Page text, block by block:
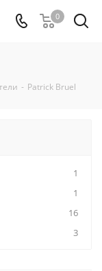
0
- Patrick Bruel
1
1
16
3